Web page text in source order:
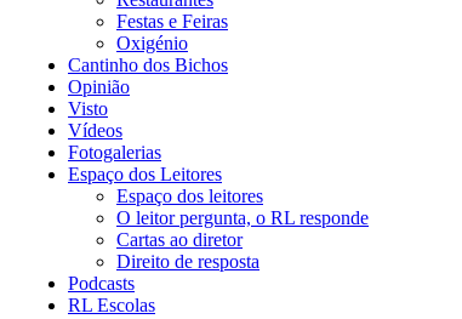
Festas e Feiras
Oxigénio
Cantinho dos Bichos
Opinião
Visto
Vídeos
Fotogalerias
Espaço dos Leitores
Espaço dos leitores
O leitor pergunta, o RL responde
Cartas ao diretor
Direito de resposta
Podcasts
RL Escolas